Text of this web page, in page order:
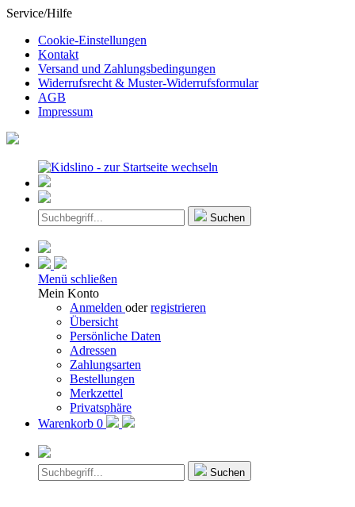
Service/Hilfe
Cookie-Einstellungen
Kontakt
Versand und Zahlungsbedingungen
Widerrufsrecht & Muster-Widerrufsformular
AGB
Impressum
Suchen
Menü schließen
Mein Konto
Anmelden oderregistrieren
Übersicht
Persönliche Daten
Adressen
Zahlungsarten
Bestellungen
Merkzettel
Privatsphäre
Warenkorb 0
Suchen